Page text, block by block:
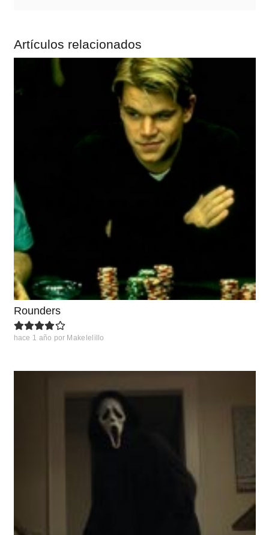
Artículos relacionados
Rounders
hace 1 año por Makelelillo